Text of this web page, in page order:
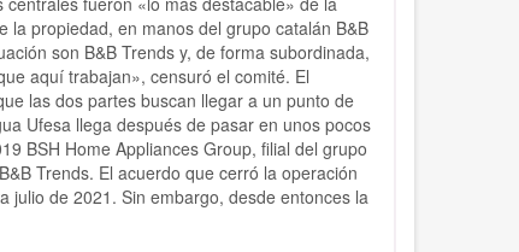
propiedad, en manos del grupo catalán B&B
son B&B Trends y, de forma subordinada,
aquí trabajan», censuró el comité. El
las dos partes buscan llegar a un punto de
Ufesa llega después de pasar en unos pocos
BSH Home Appliances Group, filial del grupo
Trends. El acuerdo que cerró la operación
julio de 2021. Sin embargo, desde entonces la